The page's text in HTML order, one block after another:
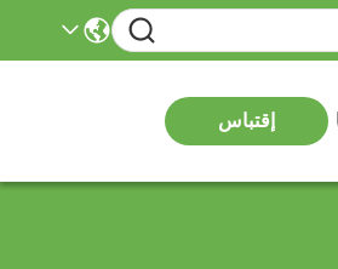
إقتباس